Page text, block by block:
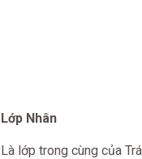
Lớp Nhân
Là lớp trong cùng của